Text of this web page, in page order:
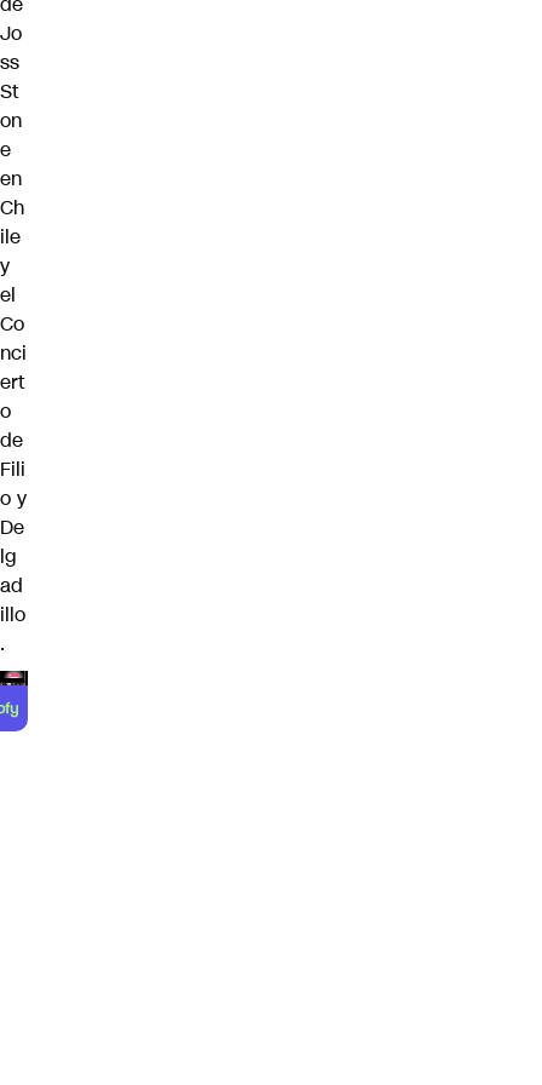
Jo
ss
St
on
e
en
Ch
ile
y
el
Co
nci
ert
o
de
Fili
o y
De
lg
ad
illo
.